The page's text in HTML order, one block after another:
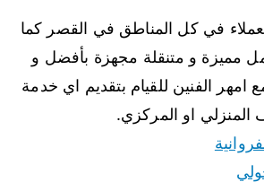
في كل المناطق في القصر كما
مميزة و متنقلة مجهزة بأفضل و
الفنين للقيام بتقديم اي خدمة
المنزلي او المركزي.